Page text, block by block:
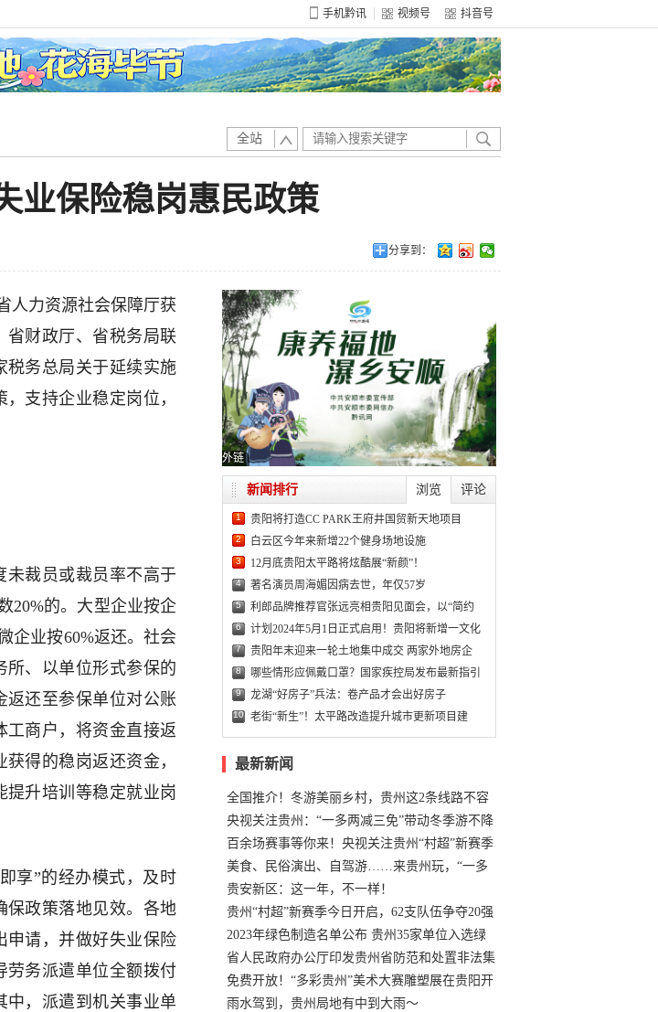
手机黔讯 视频号 抖音号
全站
业保险稳岗惠民政策
分享到：
人力资源社会保障厅获
省财政厅、省税务局联
税务总局关于延续实施
支持企业稳定岗位，
未裁员或裁员率不高于
20%的。大型企业按企
企业按60%返还。社会
所、以单位形式参保的
返还至参保单位对公账
工商户，将资金直接返
得的稳岗返还资金，
提升培训等稳定就业岗
享”的经办模式，及时
保政策落地见效。各地
申请，并做好失业保险
劳务派遣单位全额拨付
中，派遣到机关事业单
外链
浏览 评论
新闻排行
1 贵阳将打造CC PARK王府井国贸新天地项目
2 白云区今年来新增22个健身场地设施
3 12月底贵阳太平路将炫酷展“新颜”！
4 著名演员周海媚因病去世，年仅57岁
5 利郎品牌推荐官张远亮相贵阳见面会，以“简约
6 计划2024年5月1日正式启用！贵阳将新增一文化
7 贵阳年末迎来一轮土地集中成交 两家外地房企
8 哪些情形应佩戴口罩？国家疾控局发布最新指引
9 龙湖“好房子”兵法：卷产品才会出好房子
10 老街“新生”！太平路改造提升城市更新项目建
最新新闻
全国推介！冬游美丽乡村，贵州这2条线路不容
错过
央视关注贵州：“一多两减三免”带动冬季游不降
温
百余场赛事等你来！央视关注贵州“村超”新赛季
正式“打响”
美食、民俗演出、自驾游……来贵州玩，“一多
两减三免”！
贵安新区：这一年，不一样！
贵州“村超”新赛季今日开启，62支队伍争夺20强
名额
2023年绿色制造名单公布 贵州35家单位入选绿
色工厂
省人民政府办公厅印发贵州省防范和处置非法集
资工作实施细则
免费开放！“多彩贵州”美术大赛雕塑展在贵阳开
展，持续至1月19日
雨水驾到，贵州局地有中到大雨～